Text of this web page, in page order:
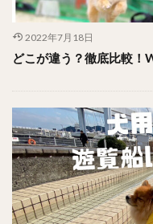
2022年7月18日
どこが違う？徹底比較！